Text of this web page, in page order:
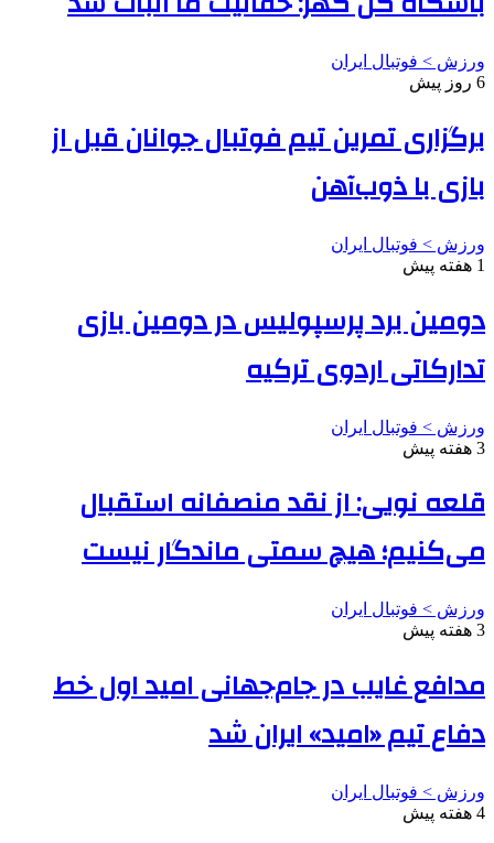
ورزش > فوتبال ایران
6 روز پیش
برگزاری تمرین تیم فوتبال جوانان قبل از
بازی با ذوب‌آهن
ورزش > فوتبال ایران
1 هفته پیش
دومین برد پرسپولیس در دومین بازی
تدارکاتی اردوی ترکیه
ورزش > فوتبال ایران
3 هفته پیش
قلعه نویی: از نقد منصفانه استقبال
می‌کنیم؛ هیچ سمتی ماندگار نیست
ورزش > فوتبال ایران
3 هفته پیش
مدافع غایب در جام‌جهانی امید اول خط
دفاع تیم «امید» ایران شد
ورزش > فوتبال ایران
4 هفته پیش